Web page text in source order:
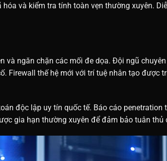
và kiểm tra tính toàn vẹn thường xuyên.
ngăn chặn các mối đe dọa. Đội ngũ
Firewall thế hệ mới với trí tuệ nhân tạo được
độc lập uy tín quốc tế. Báo cáo
gia hạn thường xuyên để đảm bảo tuân thủ